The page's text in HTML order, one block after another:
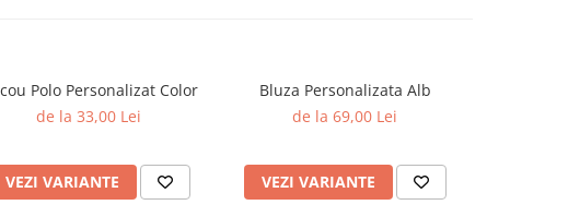
Polo Personalizat Color
de la 33,00 Lei
VEZI VARIANTE
Bluza Personalizata Alb
de la 69,00 Lei
VEZI VARIANTE